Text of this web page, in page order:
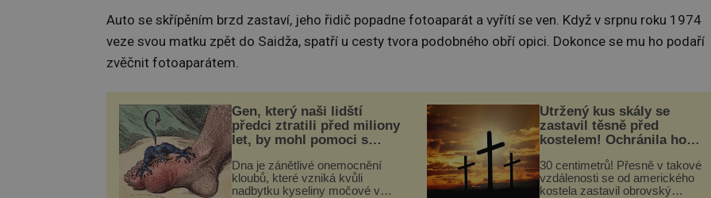
Auto se skřípěním brzd zastaví, jeho řidič popadne fotoaparát a vyřítí se ven. Když v srpnu roku 1974
veze svou matku zpět do Saidža, spatří u cesty tvora podobného obří opici. Dokonce se mu ho podaří
zvěčnit fotoaparátem.
Gen, který naši lidští
předci ztratili před miliony
let, by mohl pomoci s
Dna je zánětlivé onemocnění
kloubů, které vzniká kvůli
nadbytku kyseliny močové v
Utržený kus skály se
zastavil těsně před
kostelem! Ochránila ho
30 centimetrů! Přesně v takové
vzdálenosti se od amerického
kostela zastavil obrovský